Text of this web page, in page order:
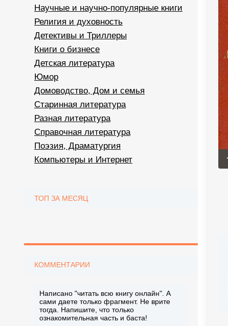
Научные и научно-популярные книги
Религия и духовность
Детективы и Триллеры
Книги о бизнесе
Детская литература
Юмор
Домоводство, Дом и семья
Старинная литература
Разная литература
Справочная литература
Поэзия, Драматургия
Компьютеры и Интернет
ТОП ЗА МЕСЯЦ
КОММЕНТАРИИ
Написано "читать всю книгу онлайн". А
сами даете только фрагмент. Не врите
тогда. Напишите, что только
ознакомительная часть и баста!